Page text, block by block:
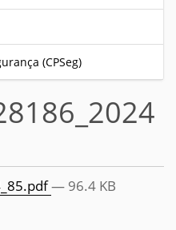
(CPSeg)
— 96.4 KB